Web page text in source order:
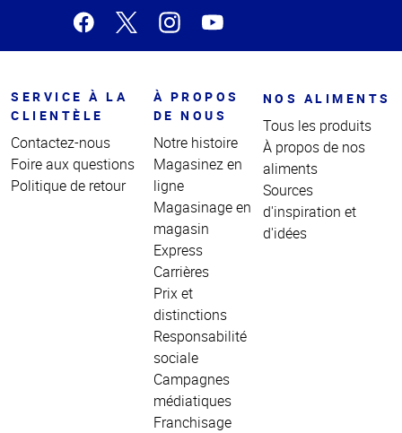
SERVICE À LA
CLIENTÈLE
Contactez-nous
Foire aux questions
Politique de retour
À PROPOS
DE NOUS
Notre histoire
Magasinez en
ligne
Magasinage en
magasin
Express
Carrières
Prix et
distinctions
Responsabilité
sociale
Campagnes
médiatiques
Franchisage
NOS ALIMENTS
Tous les produits
À propos de nos
aliments
Sources
d'inspiration et
d'idées